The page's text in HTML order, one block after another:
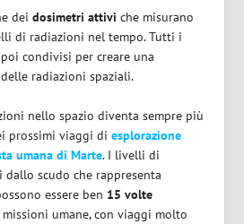
deidosimetri attivi che misurano
di radiazioni nel tempo. Tutti i
condivisi per creare una
radiazioni spaziali.
nello spazio diventa sempre più
prossimi viaggi diesplorazione
umana di Marte. I livelli di
scudo che rappresenta
essere ben 15 volte
umane, con viaggi molto